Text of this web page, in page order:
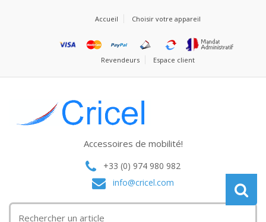
Accueil Choisir votre appareil
Revendeurs Espace client
Accessoires de mobilité!
+33 (0) 974 980 982
info@cricel.com